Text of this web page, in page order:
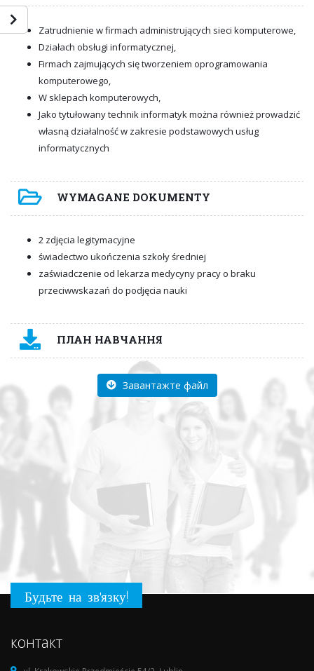
Zatrudnienie w firmach administrujących sieci komputerowe,
Działach obsługi informatycznej,
Firmach zajmujących się tworzeniem oprogramowania
komputerowego,
W sklepach komputerowych,
Jako tytułowany technik informatyk można również prowadzić
własną działalność w zakresie podstawowych usług
informatycznych
WYMAGANE DOKUMENTY
2 zdjęcia legitymacyjne
świadectwo ukończenia szkoły średniej
zaświadczenie od lekarza medycyny pracy o braku
przeciwwskazań do podjęcia nauki
ПЛАН НАВЧАННЯ
Завантажте файл
Будьте на зв'язку!
контакт